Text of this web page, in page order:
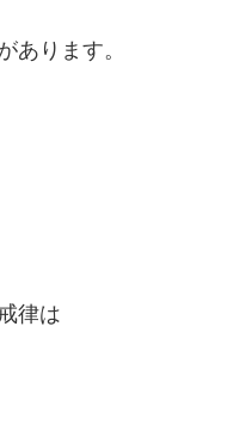
ります。
律は